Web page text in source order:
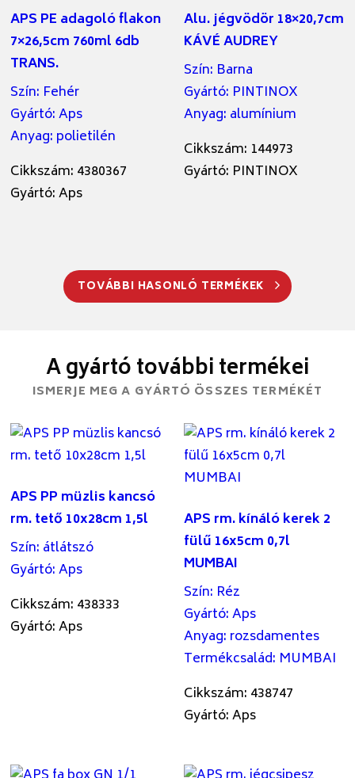
APS PE adagoló flakon
7×26,5cm 760ml 6db
TRANS.
Szín: Fehér
Gyártó:Aps
Anyag: polietilén
Cikkszám: 4380367
Gyártó: Aps
Alu. jégvödör 18×20,7cm
KÁVÉ AUDREY
Szín: Barna
Gyártó: PINTINOX
Anyag: alumínium
Cikkszám: 144973
Gyártó: PINTINOX
TOVÁBBI HASONLÓ TERMÉKEK
A gyártó további termékei
ISMERJE MEG A GYÁRTÓ ÖSSZES TERMÉKÉT
APS PP müzlis kancsó
rm. tető 10x28cm 1,5l
Szín: átlátszó
Gyártó:Aps
Cikkszám: 438333
Gyártó: Aps
APS rm. kínáló kerek 2
fülű 16x5cm 0,7l
MUMBAI
Szín: Réz
Gyártó:Aps
Anyag: rozsdamentes
Termékcsalád: MUMBAI
Cikkszám: 438747
Gyártó: Aps